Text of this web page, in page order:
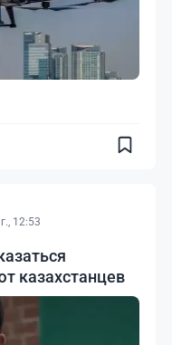
12:53
казахстанцев